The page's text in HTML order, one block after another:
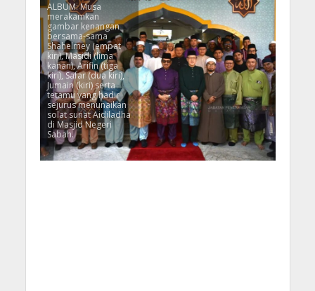
ALBUM: Musa
merakamkan
gambar kenangan
bersama-sama
Shahelmey (empat
kiri), Masidi (lima
kanan), Arifin (tiga
kiri), Safar (dua kiri),
Jumain (kiri) serta
tetamu yang hadir
sejurus menunaikan
solat sunat Aidiladha
di Masjid Negeri
Sabah.